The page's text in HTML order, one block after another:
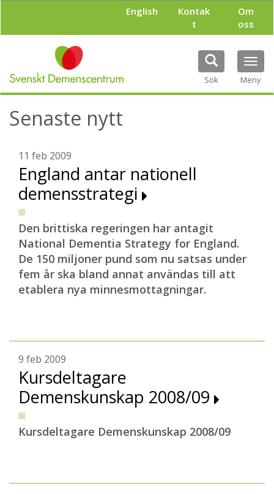
l
English
Kontak
t
Om
oss
Sök Meny
Senaste nytt
11 feb 2009
England antar nationell
demensstrategi
Den brittiska regeringen har antagit
National Dementia Strategy for England.
De 150 miljoner pund som nu satsas under
fem år ska bland annat användas till att
etablera nya minnesmottagningar.
9 feb 2009
Kursdeltagare
Demenskunskap 2008/09
Kursdeltagare Demenskunskap 2008/09